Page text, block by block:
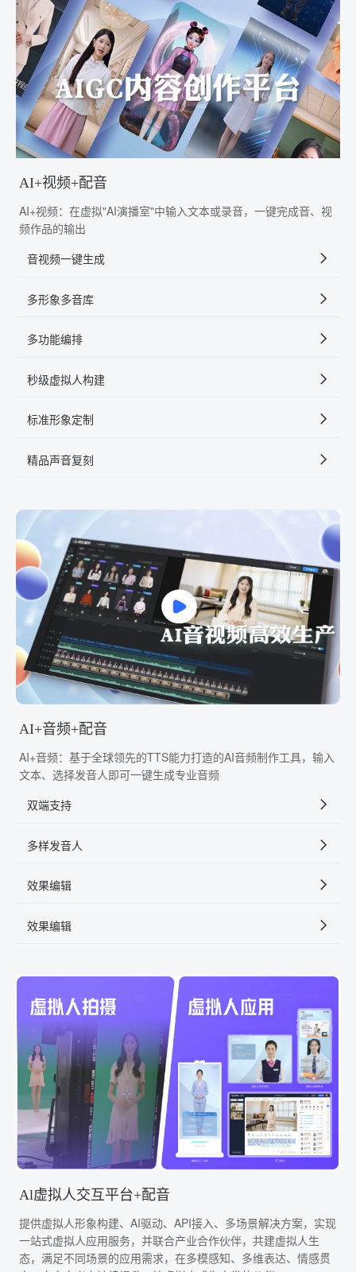
AI+视频+配音
AI+视频：在虚拟"AI演播室"中输入文本或录音，一键完成音、视
频作品的输出
音视频一键生成
多形象多音库
多功能编排
秒级虚拟人构建
标准形象定制
精品声音复刻
AI+音频+配音
AI+音频：基于全球领先的TTS能力打造的AI音频制作工具，输入
文本、选择发音人即可一键生成专业音频
双端支持
多样发音人
效果编辑
效果编辑
Al虚拟人交互平台+配音
提供虚拟人形象构建、AI驱动、API接入、多场景解决方案，实现
一站式虚拟人应用服务，并联合产业合作伙伴，共建虚拟人生
态，满足不同场景的应用需求，在多模感知、多维表达、情感贯